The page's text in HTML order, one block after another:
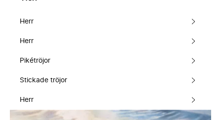
Herr
Herr
Pikétröjor
Stickade tröjor
Herr